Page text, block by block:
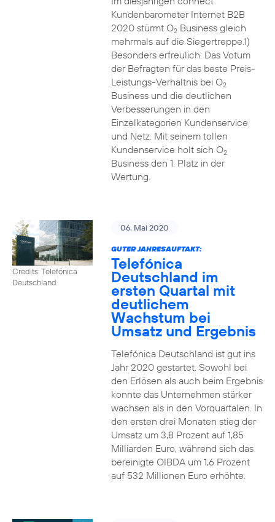
Kundenbarometer Internet B2B
2020 stürmt O2Business gleich
mehrmals auf die Siegertreppe.1)
Besonders erfreulich: Das Votum
der Befragten für das beste Preis-
Leistungs-Verhältnis bei O2
Business und die deutlichen
Verbesserungen in den
Einzelkategorien Kundenservice
und Netz. Mit seinem tollen
Kundenservice holt sich O2
Business den 1. Platz in der
Wertung.
Credits: Telefónica
Deutschland
06. Mai 2020
GUTER JAHRESAUFTAKT:
Telefónica
Deutschland im
ersten Quartal mit
deutlichem
Wachstum bei
Umsatz und Ergebnis
Telefónica Deutschland ist gut ins
Jahr 2020 gestartet. Sowohl bei
den Erlösen als auch beim Ergebnis
konnte das Unternehmen stärker
wachsen als in den Vorquartalen. In
den ersten drei Monaten stieg der
Umsatz um 3,8 Prozent auf 1,85
Milliarden Euro, während sich das
bereinigte OIBDA um 1,6 Prozent
auf 532 Millionen Euro erhöhte.